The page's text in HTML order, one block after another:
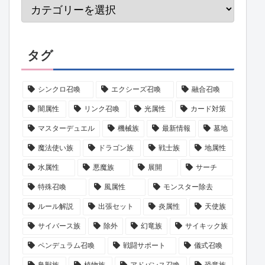
タグ
シンクロ召喚 エクシーズ召喚 融合召喚
闇属性 リンク召喚 光属性 カード対策
マスターデュエル 機械族 最新情報 墓地
魔法使い族 ドラゴン族 戦士族 地属性
水属性 悪魔族 展開 サーチ
特殊召喚 風属性 モンスター除去
ルール解説 出張セット 炎属性 天使族
サイバース族 除外 幻竜族 サイキック族
ペンデュラム召喚 戦闘サポート 儀式召喚